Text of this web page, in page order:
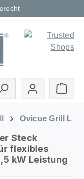
Ovicue Grill L
Steck
flexibles
kW Leistung